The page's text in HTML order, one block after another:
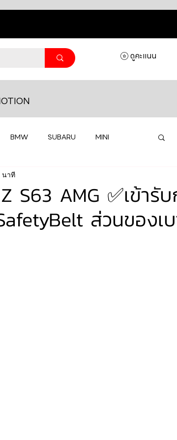
ดูคะแนน
BMW SUBARU MINI
MASERATI
HONDA VOLKSWAGEN JEEP
S63 AMG ✅เข้ารั
ส่วนของเ
นาที